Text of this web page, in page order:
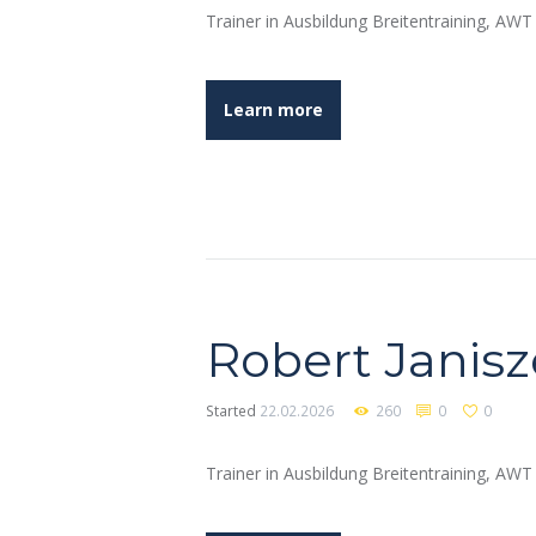
Trainer in Ausbildung Breitentraining, AWT
Learn more
Robert
Started 22.02.2026 260 0 0
Trainer in Ausbildung Breitentraining, AWT